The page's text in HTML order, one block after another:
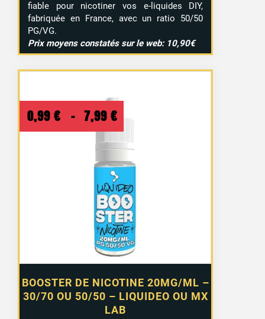
fiable pour nicotiner vos e-liquides DIY,
fabriquée en France, avec un ratio 50/50
PG/VG.
Prix moyens constatés sur le web: 10,90€
BOOSTER DE NICOTINE 20MG/ML –
30/70 OU 50/50 – LIQUIDEO OU MX
LAB
0,99 € – 7,99 € Plage
de
prix :
0,99 €
à
7,99 €